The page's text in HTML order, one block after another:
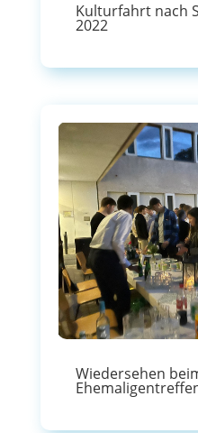
Kulturfahrt nach
2022
Wiedersehen